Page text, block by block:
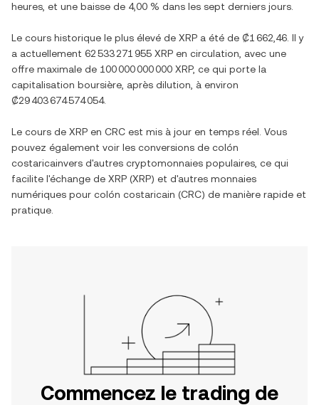
heures, et une baisse de 4,00 % dans les sept derniers jours.
Le cours historique le plus élevé de XRP a été de ₡1 662,46 . Il y
a actuellement 62 533 271 955 XRP en circulation, avec une
offre maximale de 100 000 000 000 XRP, ce qui porte la
capitalisation boursière, après dilution, à environ
₡29 403 674 574 054.
Le cours de XRP en CRC est mis à jour en temps réel. Vous
pouvez également voir les conversions de colón
costaricainvers d'autres cryptomonnaies populaires, ce qui
facilite l'échange de XRP (XRP) et d'autres monnaies
numériques pour colón costaricain (CRC) de manière rapide et
pratique.
Commencez le trading de